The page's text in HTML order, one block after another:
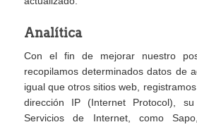
Analítica
Con el fin de mejorar nuestro
recopilamos determinados datos de
igual que otros sitios web,
dirección IP (Internet Protocol),
Servicios de Internet, como